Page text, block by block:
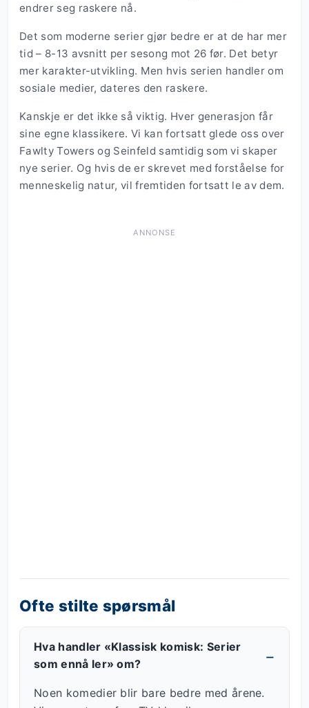
endrer seg raskere nå.
Det som moderne serier gjør bedre er at de har mer
tid – 8-13 avsnitt per sesong mot 26 før. Det betyr
mer karakter-utvikling. Men hvis serien handler om
sosiale medier, dateres den raskere.
Kanskje er det ikke så viktig. Hver generasjon får
sine egne klassikere. Vi kan fortsatt glede oss over
Fawlty Towers og Seinfeld samtidig som vi skaper
nye serier. Og hvis de er skrevet med forståelse for
menneskelig natur, vil fremtiden fortsatt le av dem.
ANNONSE
Ofte stilte spørsmål
Hva handler «Klassisk komisk: Serier
som ennå ler» om?
Noen komedier blir bare bedre med årene.